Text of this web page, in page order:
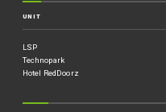
UNIT
LSP
Technopark
Hotel RedDoorz